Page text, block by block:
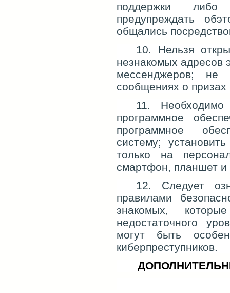
поддержки
предупреждать
общались
10. Нельзя
незнакомых адресов
мессенджеров;
сообщениях о
11. Необходимо
программное
программное
систему;
только на
смартфон, планшет и
12. Следует
правилами
знакомых,
недостаточного
могут быть
киберпреступников.